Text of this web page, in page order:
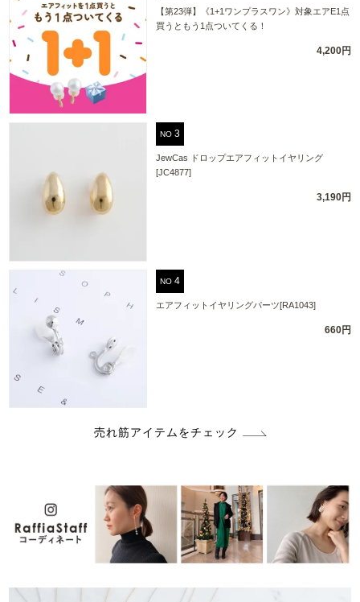
【第23弾】《1+1ワンプラスワン》対象エアE1点
買うともう1点ついてくる！
4,200円
NO
JewCas ドロップエアフィットイヤリング
[JC4877]
3,190円
NO
エアフィットイヤリングパーツ[RA1043]
660円
売れ筋アイテムをチェック